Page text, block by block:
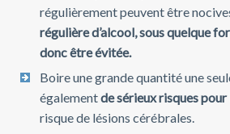
régulièrement peuvent être
régulière d’alcool, sous quelque
donc être évitée.
Boire une grande quantité une
égalementde sérieux risques
risque de lésions cérébrales.